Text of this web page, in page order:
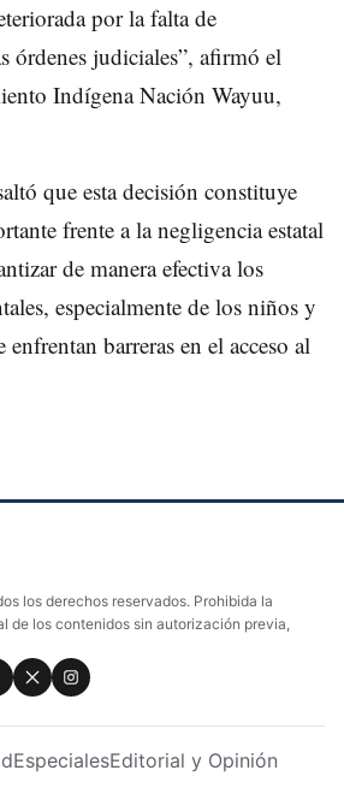
por la falta de
órdenes judiciales”, afirmó el
Indígena Nación Wayuu,
que esta decisión constituye
frente a la negligencia estatal
de manera efectiva los
especialmente de los niños y
barreras en el acceso al
los derechos reservados. Prohibida la
de los contenidos sin autorización previa,
EspecialesEditorial y Opinión